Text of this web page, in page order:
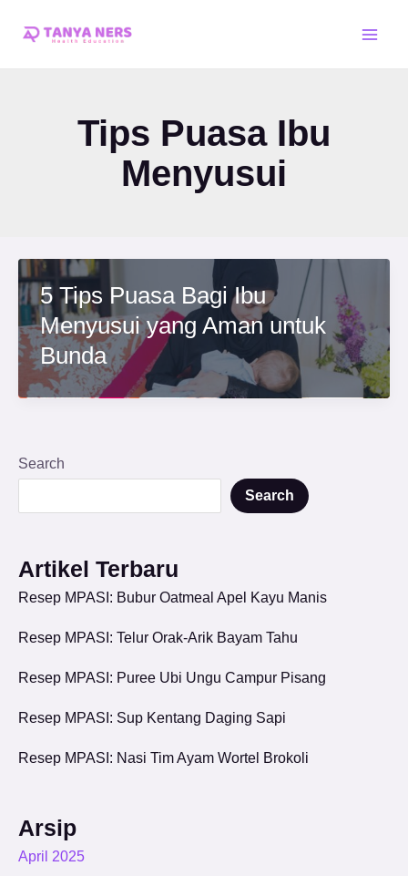
Tips Puasa Ibu
Menyusui
5 Tips Puasa Bagi Ibu
Menyusui yang Aman untuk
Bunda
Search
Search
Artikel Terbaru
Resep MPASI: Bubur Oatmeal Apel Kayu Manis
Resep MPASI: Telur Orak-Arik Bayam Tahu
Resep MPASI: Puree Ubi Ungu Campur Pisang
Resep MPASI: Sup Kentang Daging Sapi
Resep MPASI: Nasi Tim Ayam Wortel Brokoli
Arsip
April 2025